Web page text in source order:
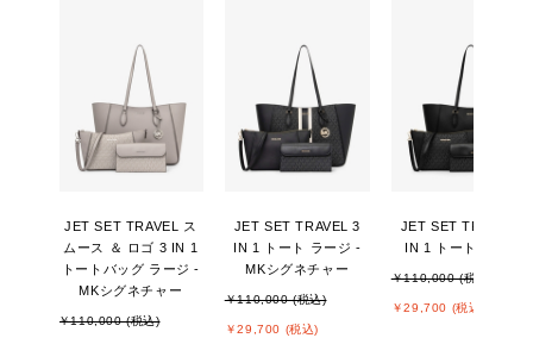
JET SET TRAVEL ス
ムース ＆ ロゴ 3 IN 1
トートバッグ ラージ -
MKシグネチャー
￥110,000 (税込)
JET SET TRAVEL 3
IN 1 トート ラージ -
MKシグネチャー
￥110,000 (税込)
￥29,700 (税込)
JET SET TRAVEL 3
IN 1 トート ラージ
￥110,000 (税込)
￥29,700 (税込)